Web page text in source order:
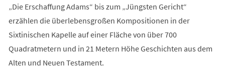
„Die Erschaffung Adams“ bis zum „Jüngsten Gericht“
erzählen die überlebensgroßen Kompositionen in der
Sixtinischen Kapelle auf einer Fläche von über 700
Quadratmetern und in 21 Metern Höhe Geschichten aus dem
Alten und Neuen Testament.